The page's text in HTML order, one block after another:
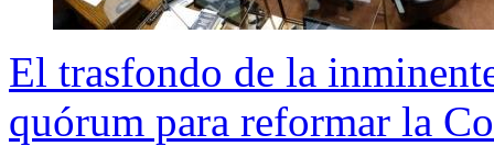
El trasfondo de la
quórum para reformar la